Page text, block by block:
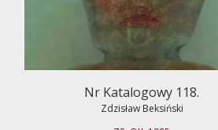
Nr Katalogowy 118.
Zdzisław Beksiński